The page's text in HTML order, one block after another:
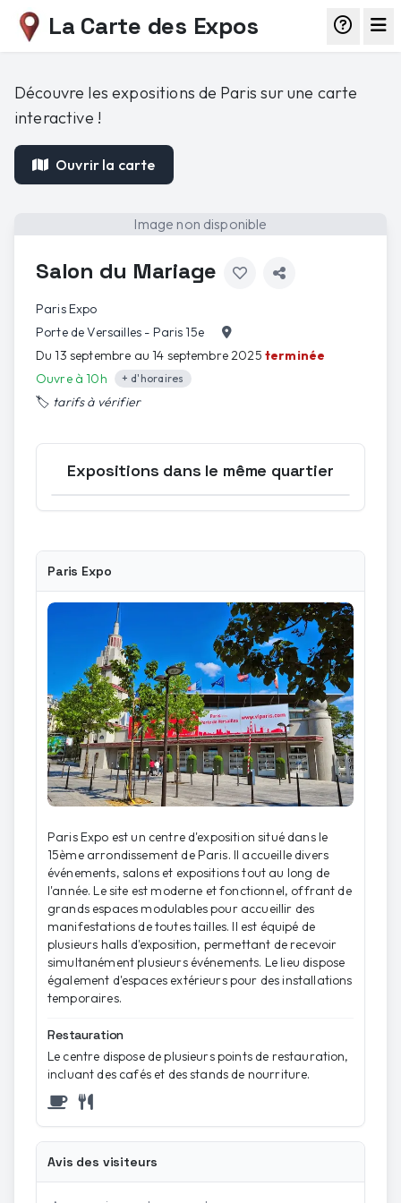
La Carte des Expos
Découvre les expositions de Paris sur une carte
interactive !
Ouvrir la carte
Image non disponible
Salon du Mariage
Paris Expo
Porte de Versailles - Paris 15e
Du 13 septembre au 14 septembre 2025 terminée
Ouvre à 10h
+ d'horaires
🏷️ tarifs à vérifier
Expositions dans le même quartier
Paris Expo
Paris Expo est un centre d'exposition situé dans le
15ème arrondissement de Paris. Il accueille divers
événements, salons et expositions tout au long de
l'année. Le site est moderne et fonctionnel, offrant de
grands espaces modulables pour accueillir des
manifestations de toutes tailles. Il est équipé de
plusieurs halls d'exposition, permettant de recevoir
simultanément plusieurs événements. Le lieu dispose
également d'espaces extérieurs pour des installations
temporaires.
Restauration
Le centre dispose de plusieurs points de restauration,
incluant des cafés et des stands de nourriture.
Avis des visiteurs